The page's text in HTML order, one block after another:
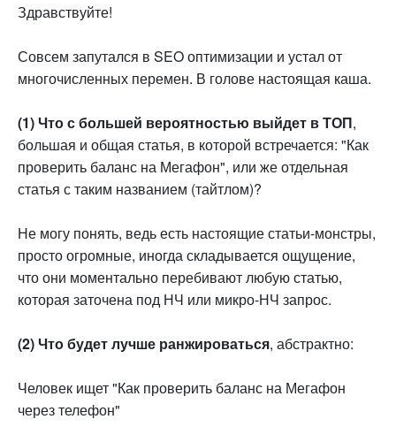
Здравствуйте!
Совсем запутался в SEO оптимизации и устал от
многочисленных перемен. В голове настоящая каша.
(1) Что с большей вероятностью выйдет в ТОП,
большая и общая статья, в которой встречается: "Как
проверить баланс на Мегафон", или же отдельная
статья с таким названием (тайтлом)?
Не могу понять, ведь есть настоящие статьи-монстры,
просто огромные, иногда складывается ощущение,
что они моментально перебивают любую статью,
которая заточена под НЧ или микро-НЧ запрос.
(2) Что будет лучше ранжироваться, абстрактно:
Человек ищет "Как проверить баланс на Мегафон
через телефон"